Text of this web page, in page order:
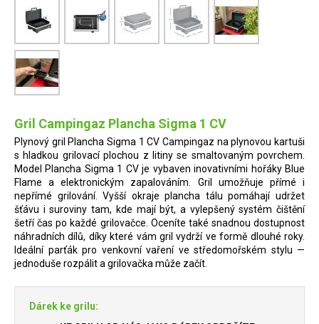
Gril Campingaz Plancha Sigma 1 CV
Plynový gril Plancha Sigma 1 CV Campingaz na plynovou kartuši
s hladkou grilovací plochou z litiny se smaltovaným povrchem.
Model Plancha Sigma 1 CV je vybaven inovativními hořáky Blue
Flame a elektronickým zapalováním. Gril umožňuje přímé i
nepřímé grilování. Vyšší okraje plancha tálu pomáhají udržet
šťávu i suroviny tam, kde mají být, a vylepšený systém čištění
šetří čas po každé grilovačce. Oceníte také snadnou dostupnost
náhradních dílů, díky které vám gril vydrží ve formě dlouhé roky.
Ideální parťák pro venkovní vaření ve středomořském stylu —
jednoduše rozpálit a grilovačka může začít.
Dárek ke grilu: